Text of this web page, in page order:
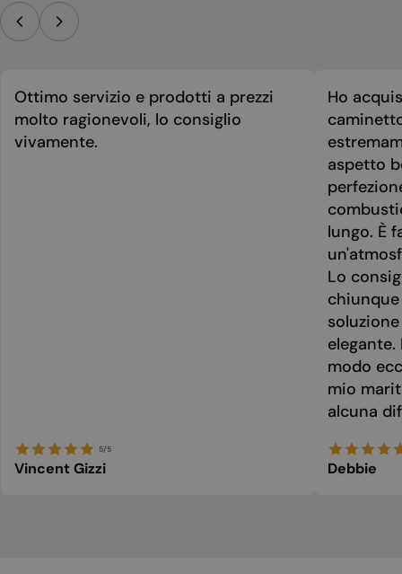
Ottimo servizio e prodotti a prezzi
molto ragionevoli, lo consiglio
vivamente.
5/5
Vincent Gizzi
Ho
aspetto
lungo. È
Lo
modo
mio
alcuna
Debbie